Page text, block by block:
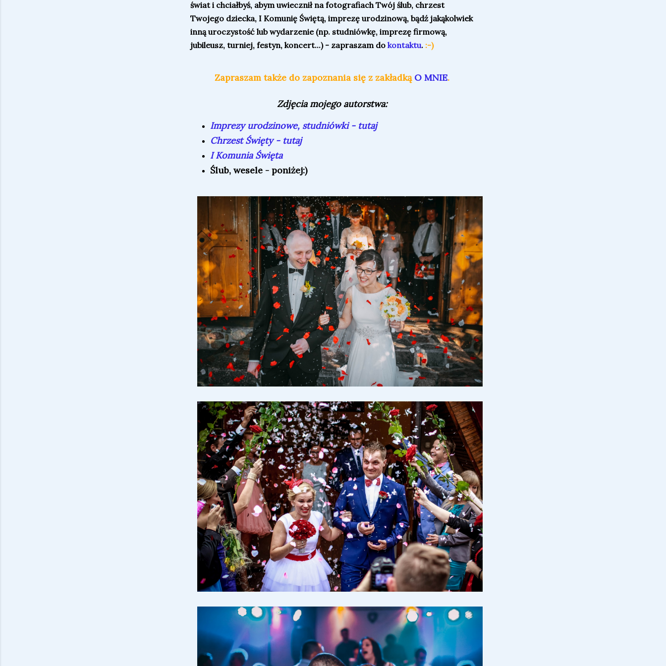
świat i chciałbyś, abym uwiecznił na fotografiach Twój ślub, chrzest
Twojego dziecka, I Komunię Świętą, imprezę urodzinową, bądź jakąkolwiek
inną uroczystość lub wydarzenie (np. studniówkę, imprezę firmową,
jubileusz, turniej, festyn, koncert...) - zapraszam do kontaktu. :-)
Zapraszam także do zapoznania się z zakładką O MNIE.
Zdjęcia mojego autorstwa:
Imprezy urodzinowe, studniówki - tutaj
Chrzest Święty - tutaj
I Komunia Święta
Ślub, wesele - poniżej:)